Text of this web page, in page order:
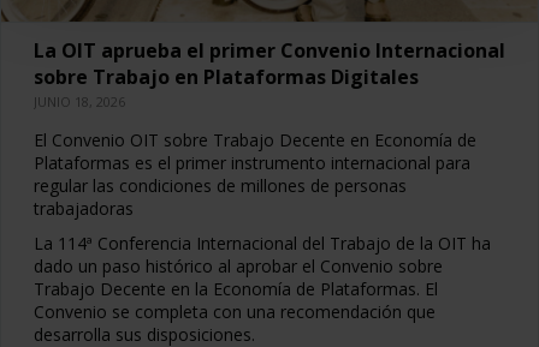
La OIT aprueba el primer Convenio Internacional
sobre Trabajo en Plataformas Digitales
JUNIO 18, 2026
El Convenio OIT sobre Trabajo Decente en Economía de
Plataformas es el primer instrumento internacional para
regular las condiciones de millones de personas
trabajadoras
La 114ª Conferencia Internacional del Trabajo de la OIT ha
dado un paso histórico al aprobar el Convenio sobre
Trabajo Decente en la Economía de Plataformas. El
Convenio se completa con una recomendación que
desarrolla sus disposiciones.